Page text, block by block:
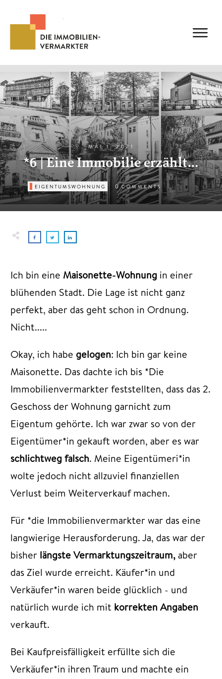
MAI 1, 2021
*6 | Eine Immobilie erzählt…
EIGENTUMSWOHNUNG 0 COMMENTS
Ich bin eine Maisonette-Wohnung in einer
blühenden Stadt. Die Lage ist nicht ganz
perfekt, aber das geht schon in Ordnung.
Nicht.....
Okay, ich habe gelogen: Ich bin gar keine
Maisonette. Das dachte ich bis *Die
Immobilienvermarkter feststellten, dass das 2.
Geschoss der Wohnung garnicht zum
Eigentum gehörte. Ich war zwar so von der
Eigentümer*in gekauft worden, aber es war
schlichtweg falsch. Meine Eigentümeri*in
wolte jedoch nicht allzuviel finanziellen
Verlust beim Weiterverkauf machen.
Für *die Immobilienvermarkter war das eine
langwierige Herausforderung. Ja, das war der
bisher längste Vermarktungszeitraum, aber
das Ziel wurde erreicht. Käufer*in und
Verkäufer*in waren beide glücklich - und
natürlich wurde ich mit korrekten Angaben
verkauft.
Bei Kaufpreisfälligkeit erfüllte sich die
Verkäufer*in ihren Traum und machte ein